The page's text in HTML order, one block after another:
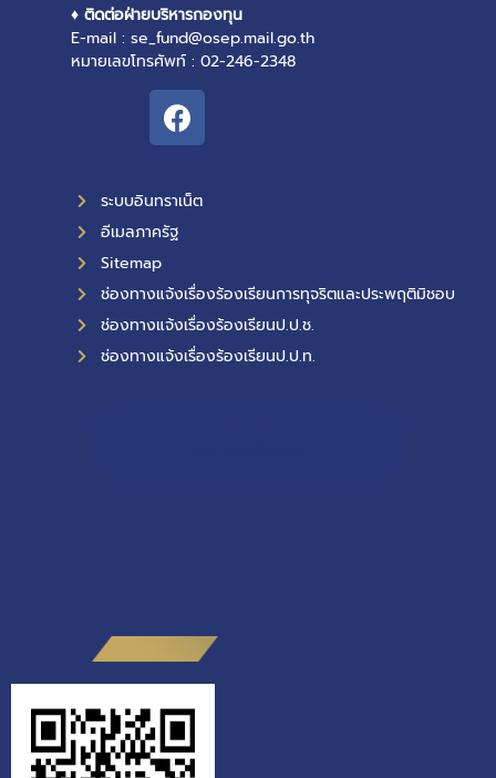
♦ ติดต่อฝ่ายบริหารกองทุน
E-mail : se_fund@osep.mail.go.th
หมายเลขโทรศัพท์ : 02-246-2348
ระบบอินทราเน็ต
อีเมลภาครัฐ
Sitemap
ช่องทางแจ้งเรื่องร้องเรียนการทุจริตและประพฤติมิชอบ
ช่องทางแจ้งเรื่องร้องเรียนป.ป.ช.
ช่องทางแจ้งเรื่องร้องเรียนป.ป.ท.